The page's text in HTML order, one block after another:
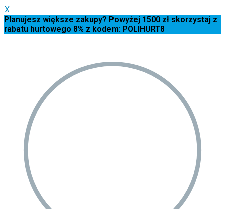
X
Planujesz większe zakupy? Powyżej 1500 zł skorzystaj z
rabatu hurtowego 8% z kodem: POLIHURT8